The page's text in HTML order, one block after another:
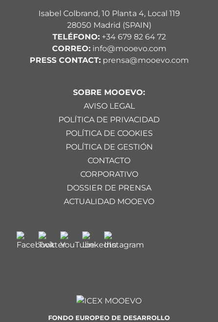
Isabel Colbrand, 10 Planta 4, Local 119
28050 Madrid (SPAIN)
TELÉFONO:+34 679 82 64 72
CORREO:info@mooevo.com
PRESS CONTACT:prensa@mooevo.com
SOBRE MOOEVO:
AVISO LEGAL
POLÍTICA DE PRIVACIDAD
POLÍTICA DE COOKIES
POLÍTICA DE GESTIÓN
CONTACTO
CORPORATIVO
DOSSIER DE PRENSA
ACTUALIDAD MOOEVO
FONDO EUROPEO DE DESARROLLO